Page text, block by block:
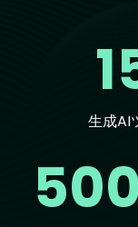
生成AI